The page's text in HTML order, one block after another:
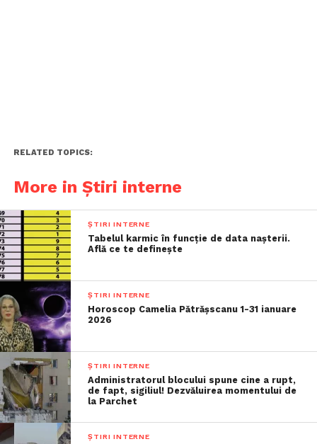
RELATED TOPICS:
More in Știri interne
ȘTIRI INTERNE
Tabelul karmic în funcție de data nașterii.
Află ce te definește
ȘTIRI INTERNE
Horoscop Camelia Pătrășscanu 1-31 ianuare
2026
ȘTIRI INTERNE
Administratorul blocului spune cine a rupt,
de fapt, sigiliul! Dezvăluirea momentului de
la Parchet
ȘTIRI INTERNE